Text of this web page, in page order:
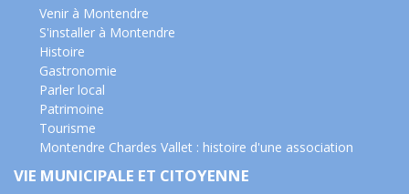
Venir à Montendre
S'installer à Montendre
Histoire
Gastronomie
Parler local
Patrimoine
Tourisme
Montendre Chardes Vallet : histoire d'une association
VIE MUNICIPALE ET CITOYENNE